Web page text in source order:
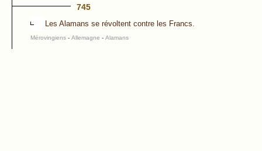
745
Les Alamans se révoltent contre les Francs.
Mérovingiens - Allemagne - Alamans